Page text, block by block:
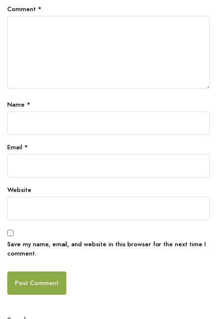
Comment *
Name *
Email *
Website
Save my name, email, and website in this browser for the next time I
comment.